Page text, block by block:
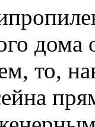
дома
то,